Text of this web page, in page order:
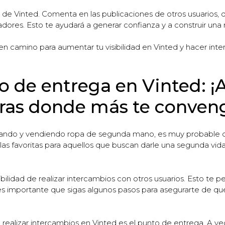
Vinted. Comenta en las publicaciones de otros usuarios,
Esto te ayudará a generar confianza y a construir
camino para aumentar tu visibilidad en Vinted y hacer
de entrega en Vinted:
donde más te
y vendiendo ropa de segunda mano, es muy probable
favoritas para aquellos que buscan darle una segunda
de realizar intercambios con otros usuarios. Esto te
importante que sigas algunos pasos para asegurarte de
intercambios en Vinted es el punto de entrega. A